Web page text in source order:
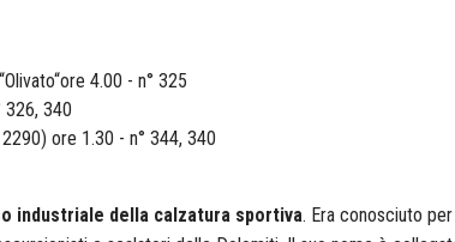
4.00 - n° 325
326, 340
ore 1.30 - n° 344, 340
industriale della calzatura sportiva. Era conosciuto